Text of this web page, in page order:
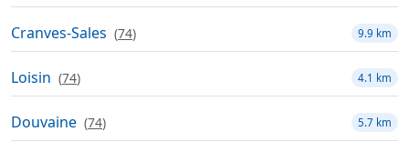
Cranves-Sales (74) 9.9 km
Loisin (74) 4.1 km
Douvaine (74) 5.7 km